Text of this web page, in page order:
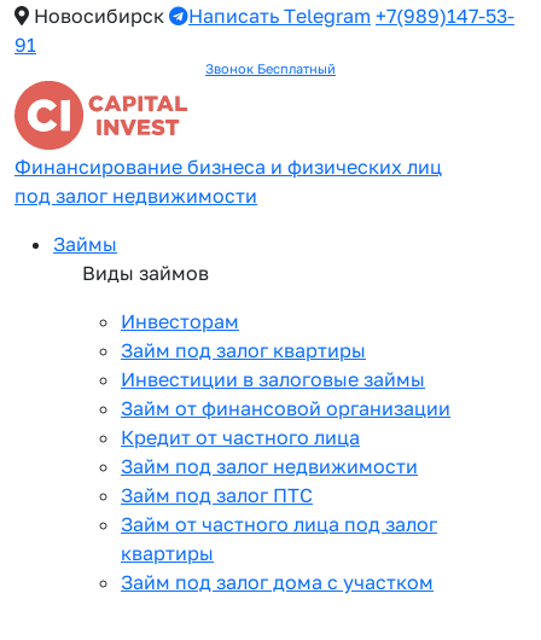
Новосибирск
Написать Telegram +7(989)147-53-
91
Звонок Бесплатный
Финансирование бизнеса и физических лиц
под залог недвижимости
Займы
Виды займов
Инвесторам
Займ под залог квартиры
Инвестиции в залоговые займы
Займ от финансовой организации
Кредит от частного лица
Займ под залог недвижимости
Займ под залог ПТС
Займ от частного лица под залог
квартиры
Займ под залог дома с участком